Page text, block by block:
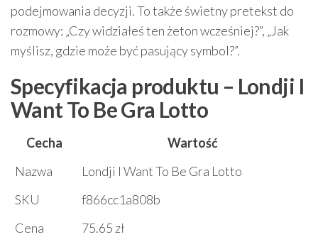
podejmowania decyzji. To także świetny pretekst do
rozmowy: „Czy widziałeś ten żeton wcześniej?”, „Jak
myślisz, gdzie może być pasujący symbol?”.
Specyfikacja produktu – Londji I
Want To Be Gra Lotto
Cecha
Wartość
Nazwa
Londji I Want To Be Gra Lotto
SKU
f866cc1a808b
Cena
75.65 zł